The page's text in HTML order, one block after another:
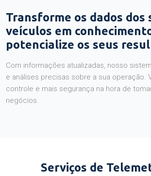
Transforme os dados dos
veículos em
potencialize os seus
Com informações atualizadas, nosso
e análises precisas sobre a sua operação.
controle e mais segurança na hora de
negócios.
Serviços de